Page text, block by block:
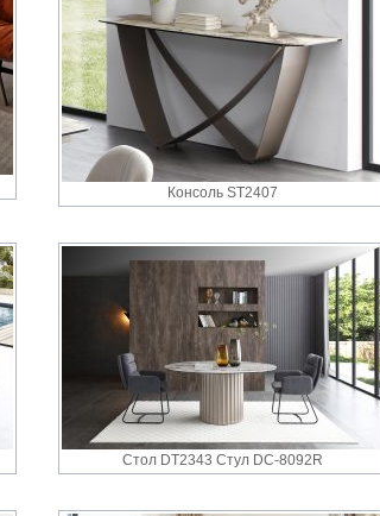
Консоль ST2407
Стол DT2343 Стул DC-8092R